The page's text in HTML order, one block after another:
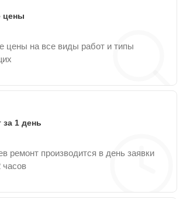
цены
цены на все виды работ и типы
за 1 день
ремонт производится в день заявки
часов